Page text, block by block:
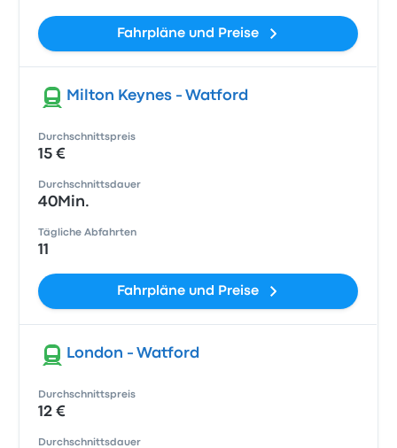
Fahrpläne und Preise
Milton Keynes - Watford
Durchschnittspreis
15 €
Durchschnittsdauer
40Min.
Tägliche Abfahrten
11
Fahrpläne und Preise
London - Watford
Durchschnittspreis
12 €
Durchschnittsdauer